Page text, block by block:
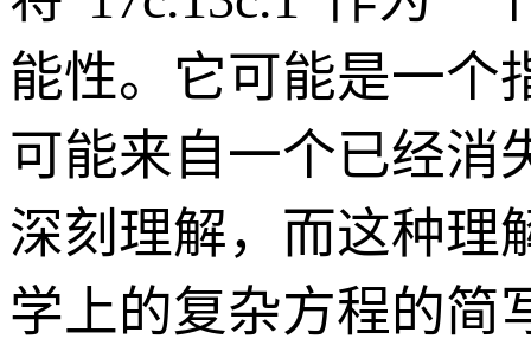
能性。它可能是一个
可能来自一个已经消
深刻理解，而这种理
学上的复杂方程的简